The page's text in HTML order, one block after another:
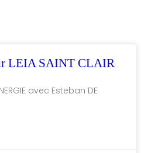
LEIA SAINT CLAIR
avec Esteban DE